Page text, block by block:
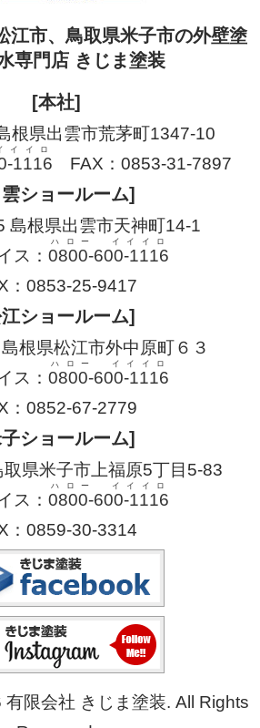
江市、鳥取県米子市の外壁塗
装&防水専門店 きじま塗装
[本社]
693-0044 島根県出雲市荒茅町1347-10
1116
イロ
FAX：0853-31-7897
ショールーム]
島根県出雲市天神町14-1
ス： 0800-600-1116
ハロー イイイロ
：0853-25-9417
ショールーム]
根県松江市外中原町６３
ス： 0800-600-1116
ハロー イイイロ
：0852-67-2779
ショールーム]
県米子市上福原5丁目5-83
ス： 0800-600-1116
ハロー イイイロ
：0859-30-3314
限会社 きじま塗装. All Rights